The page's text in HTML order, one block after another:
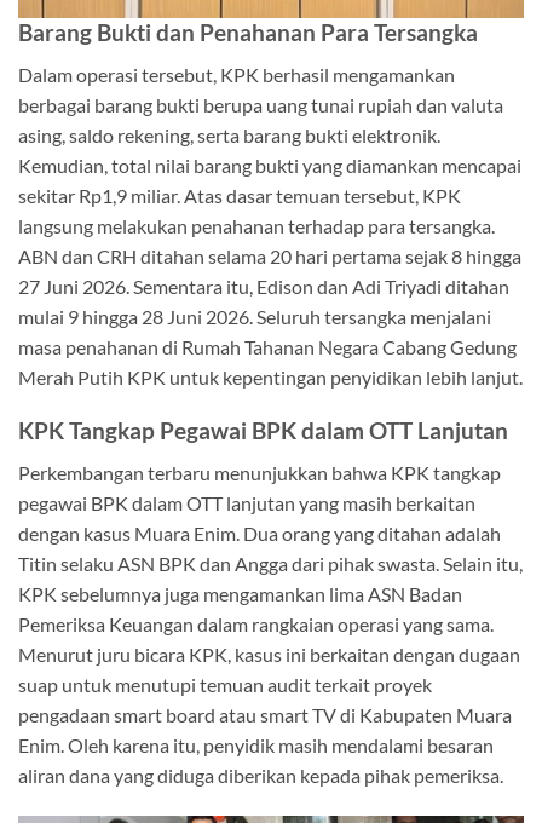
Barang Bukti dan Penahanan Para Tersangka
Dalam operasi tersebut, KPK berhasil mengamankan
berbagai barang bukti berupa uang tunai rupiah dan valuta
asing, saldo rekening, serta barang bukti elektronik.
Kemudian, total nilai barang bukti yang diamankan mencapai
sekitar Rp1,9 miliar. Atas dasar temuan tersebut, KPK
langsung melakukan penahanan terhadap para tersangka.
ABN dan CRH ditahan selama 20 hari pertama sejak 8 hingga
27 Juni 2026. Sementara itu, Edison dan Adi Triyadi ditahan
mulai 9 hingga 28 Juni 2026. Seluruh tersangka menjalani
masa penahanan di Rumah Tahanan Negara Cabang Gedung
Merah Putih KPK untuk kepentingan penyidikan lebih lanjut.
KPK Tangkap Pegawai BPK dalam OTT Lanjutan
Perkembangan terbaru menunjukkan bahwa KPK tangkap
pegawai BPK dalam OTT lanjutan yang masih berkaitan
dengan kasus Muara Enim. Dua orang yang ditahan adalah
Titin selaku ASN BPK dan Angga dari pihak swasta. Selain itu,
KPK sebelumnya juga mengamankan lima ASN Badan
Pemeriksa Keuangan dalam rangkaian operasi yang sama.
Menurut juru bicara KPK, kasus ini berkaitan dengan dugaan
suap untuk menutupi temuan audit terkait proyek
pengadaan smart board atau smart TV di Kabupaten Muara
Enim. Oleh karena itu, penyidik masih mendalami besaran
aliran dana yang diduga diberikan kepada pihak pemeriksa.